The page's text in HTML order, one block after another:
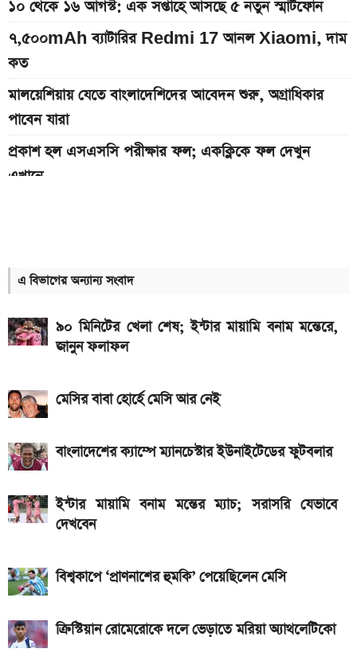
১০ থেকে ১৬ আগস্ট: এক সপ্তাহে আসছে ৫ নতুন স্মার্টফোন
৭,৫০০mAh ব্যাটারির Redmi 17 আনল Xiaomi, দাম
কত
মালয়েশিয়ায় যেতে বাংলাদেশিদের আবেদন শুরু, অগ্রাধিকার
পাবেন যারা
প্রকাশ হল এসএসসি পরীক্ষার ফল; একক্লিকে ফল দেখুন
এখানে
৭,৫০০mAh ব্যাটারি ও ১২০Hz ডিসপ্লে
SSC Result 2026: ফল দেখুন এখানে
২ লাখ টাকার মধ্যে বাংলাদেশে ১০টি জনপ্রিয় বাইক, দাম ও
৭৫০০mAh ব্যাটারি নিয়ে বাজারে এলো Redmi 17 5G
ও 4G
Yamaha MT-15 V2 2026: নতুন ৬ রঙে আরও
আকর্ষণীয় স্পোর্টস বাইক
আজকের সকল দেশের টাকার রেট: ০৯ আগস্ট ২০২৬
২ লাখ টাকার মধ্যে বাংলাদেশে ৫টি ১২৫ সিসির বাইক,
Bajaj Pulsar N160 S: দাম, ইঞ্জিন, ফিচার ও
এ বিভাগের অন্যান্য সংবাদ
৯০ মিনিটের খেলা শেষ; ইন্টার মায়ামি বনাম মন্তেরে,
জানুন ফলাফল
মেসির বাবা হোর্হে মেসি আর নেই
বাংলাদেশের ক্যাম্পে ম্যানচেস্টার ইউনাইটেডের ফুটবলার
ইন্টার মায়ামি বনাম মন্তের ম্যাচ; সরাসরি যেভাবে
দেখবেন
বিশ্বকাপে ‘প্রাণনাশের হুমকি’ পেয়েছিলেন মেসি
ক্রিস্টিয়ান রোমেরোকে দলে ভেড়াতে মরিয়া অ্যাথলেটিকো